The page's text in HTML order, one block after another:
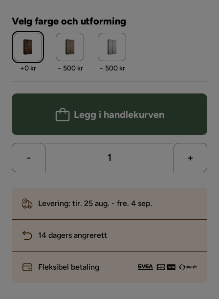
Velg farge och utforming
Pris
+0 kr Pris
− 500 kr Pris
− 500 kr
Legg i handlekurven
- +
Levering: tir. 25 aug. - fre. 4 sep.
14 dagers angrerett
Fleksibel betaling